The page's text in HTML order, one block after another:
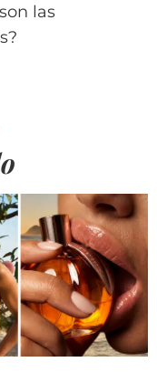
las